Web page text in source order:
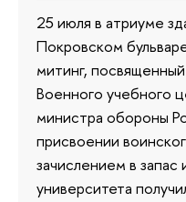
25 июля в атриуме
Покровском
митинг,
Военного учебного
министра обороны
присвоении
зачислением в
университета